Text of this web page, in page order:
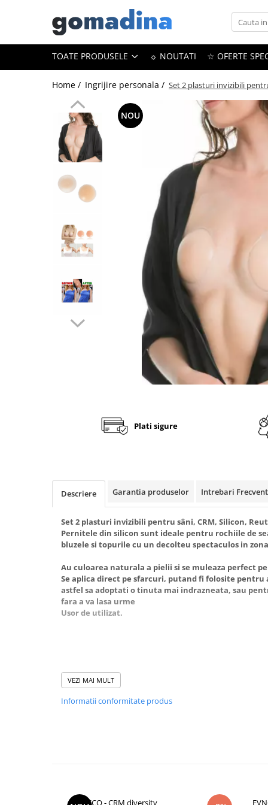
Toate Produsele
Trackere GPS
Portofele smart
Ingrijire personala
Aparate & Accesorii ingrijire
Articole Sanatate & Wellness
Cosmetice & Produse ingrijire
Parfumuri cu feromoni
Accesorii pentru cap si par
Accesorii vestimentare
PC, Periferice & Accesorii IT
Huse telefoane mobile
Componente PC & Software
Baterii externe
Cabluri de incarcare
Casti & Audio portabile
Accesorii diverse
TOATE PRODUSELE ☼ NOUTATI ☆ OFERTE
Home / Ingrijire personala / Set 2 plasturi invizibili
NOU
Plati sigure
Descriere Garantia produselor Intrebari
Set 2 plasturi invizibili pentru sâni, CRM, Silicon,
Pernitele din silicon sunt ideale pentru rochiile de
bluzele si topurile cu un decolteu spectaculos in
Au culoarea naturala a pielii si se muleaza perfect
Se aplica direct pe sfarcuri, putand fi folosite pentru
astfel sa adoptati o tinuta mai indrazneata, sau
fara a va lasa urme
Usor de utilizat.
VEZI MAI MULT
Informatii conformitate produs
CCO - CRM diversity